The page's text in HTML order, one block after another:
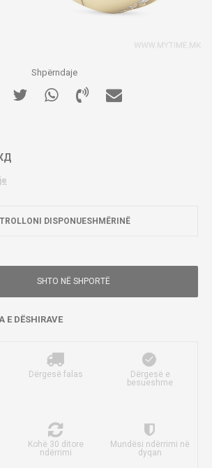
Shpërndaje
DISPONUESHMËRINË
SHTO NË SHPORTË
E DËSHIRAVE
Dërgesë falas
Dërgesë e
besueshme
Kohë 30 ditore
ndërrimi
Mundësi ndërrimi në
dyqan